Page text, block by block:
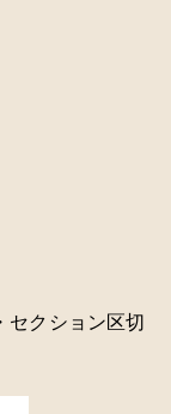
セクション区切